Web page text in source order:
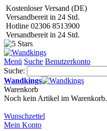
Kostenloser Versand (DE)
Versandbereit in 24 Std.
Hotline 02306 8513900
Versandbereit in 24 Std.
Menü Suche Benutzerkonto
Suche:
Wandkings
Warenkorb
Noch kein Artikel im Warenkorb.
Wunschzettel
Mein Konto